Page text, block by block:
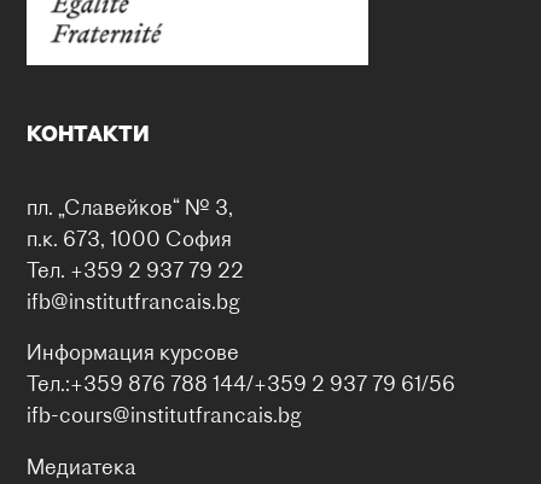
КОНТАКТИ
пл. „Славейков“ № 3,
п.к. 673, 1000 София
Тел. +359 2 937 79 22
ifb@institutfrancais.bg
Информация курсове
Тел.:+359 876 788 144/+359 2 937 79 61/56
ifb-cours@institutfrancais.bg
Медиатека